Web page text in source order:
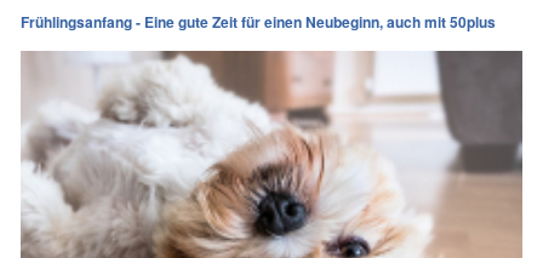
Frühlingsanfang - Eine gute Zeit für einen Neubeginn, auch mit 50plus